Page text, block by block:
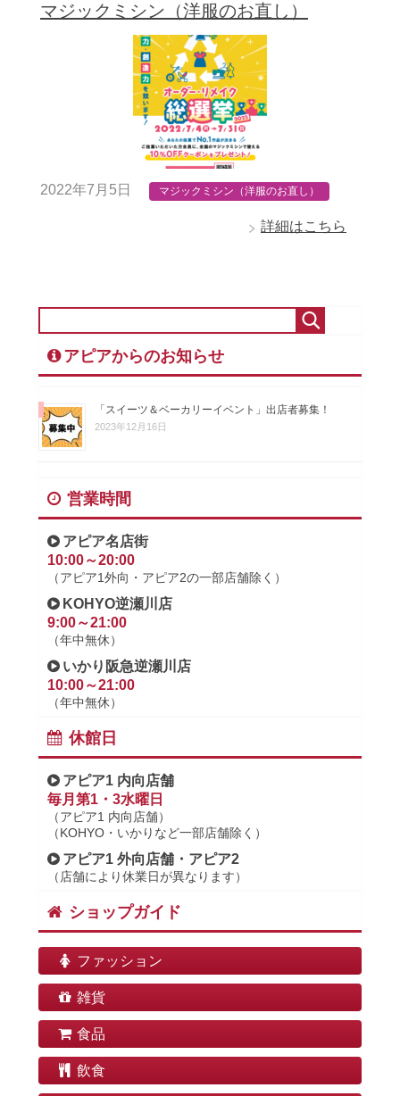
マジックミシン（洋服のお直し）
2022年7月5日 マジックミシン（洋服のお直し）
詳細はこちら
アピアからのお知らせ
「スイーツ＆ベーカリーイベント」出店者募集！
2023年12月16日
営業時間
アピア名店街
10:00～20:00
（アピア1外向・アピア2の一部店舗除く）
KOHYO逆瀬川店
9:00～21:00
（年中無休）
いかり阪急逆瀬川店
10:00～21:00
（年中無休）
休館日
アピア1 内向店舗
毎月第1・3水曜日
（アピア1 内向店舗）
（KOHYO・いかりなど一部店舗除く）
アピア1 外向店舗・アピア2
（店舗により休業日が異なります）
ショップガイド
ファッション
雑貨
食品
飲食